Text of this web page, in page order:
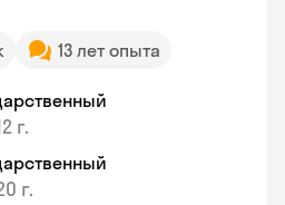
13 лет опыта
г.
г.